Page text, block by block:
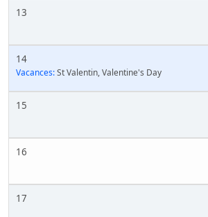
13
14
Vacances:St Valentin, Valentine's Day
15
16
17